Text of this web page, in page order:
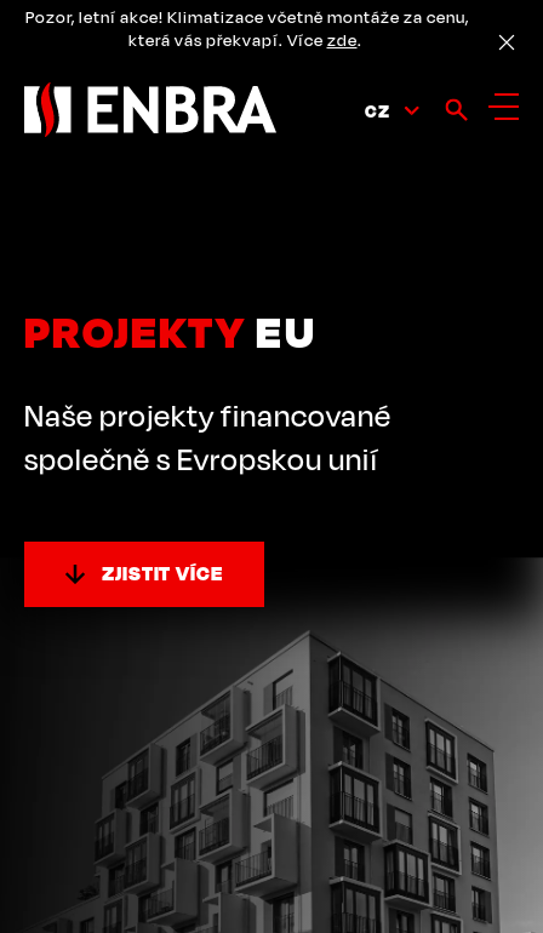
PřejítPozor, letní akce! Klimatizace včetně montáže za cenu,
která vás překvapí. Více zde.
CZ
PROJEKTY EU
Naše projekty financované
společně s Evropskou unií
ZJISTIT VÍCE